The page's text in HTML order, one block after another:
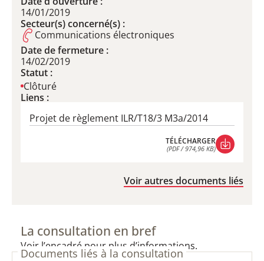
14/01/2019
Secteur(s) concerné(s) :
Communications électroniques
Date de fermeture :
14/02/2019
Statut :
Clôturé
Liens :
Projet de règlement ILR/T18/3 M3a/2014
TÉLÉCHARGER
(PDF / 974,96 KB)
Voir autres documents liés
La consultation en bref
Voir l’encadré pour plus d’informations.
Documents liés à la consultation